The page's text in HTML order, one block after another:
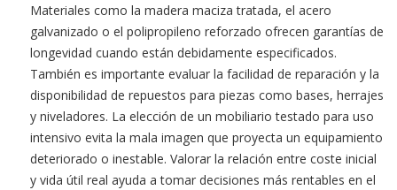
Materiales como la madera maciza tratada, el acero
galvanizado o el polipropileno reforzado ofrecen garantías de
longevidad cuando están debidamente especificados.
También es importante evaluar la facilidad de reparación y la
disponibilidad de repuestos para piezas como bases, herrajes
y niveladores. La elección de un mobiliario testado para uso
intensivo evita la mala imagen que proyecta un equipamiento
deteriorado o inestable. Valorar la relación entre coste inicial
y vida útil real ayuda a tomar decisiones más rentables en el